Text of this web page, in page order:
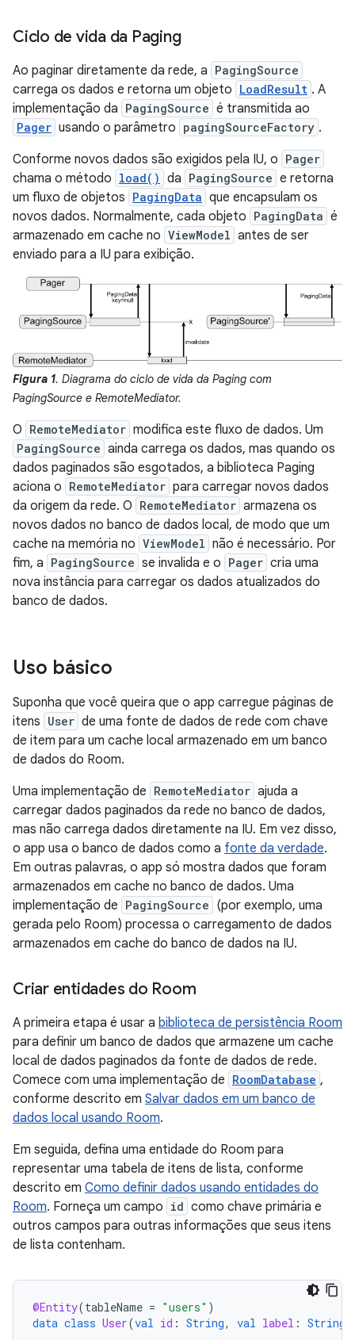
Ciclo de vida da Paging
Ao paginar diretamente da rede, a PagingSource
carrega os dados e retorna um objeto LoadResult . A
implementação da PagingSource é transmitida ao
Pager usando o parâmetro pagingSourceFactory .
Conforme novos dados são exigidos pela IU, o Pager
chama o método load() da PagingSource e retorna
um fluxo de objetos PagingData que encapsulam os
novos dados. Normalmente, cada objeto PagingData é
armazenado em cache no ViewModel antes de ser
enviado para a IU para exibição.
Figura 1. Diagrama do ciclo de vida da Paging com
PagingSource e RemoteMediator.
O RemoteMediator modifica este fluxo de dados. Um
PagingSource ainda carrega os dados, mas quando os
dados paginados são esgotados, a biblioteca Paging
aciona o RemoteMediator para carregar novos dados
da origem da rede. O RemoteMediator armazena os
novos dados no banco de dados local, de modo que um
cache na memória no ViewModel não é necessário. Por
fim, a PagingSource se invalida e o Pager cria uma
nova instância para carregar os dados atualizados do
banco de dados.
Uso básico
Suponha que você queira que o app carregue páginas de
itens User de uma fonte de dados de rede com chave
de item para um cache local armazenado em um banco
de dados do Room.
Uma implementação de RemoteMediator ajuda a
carregar dados paginados da rede no banco de dados,
mas não carrega dados diretamente na IU. Em vez disso,
o app usa o banco de dados como a fonte da verdade.
Em outras palavras, o app só mostra dados que foram
armazenados em cache no banco de dados. Uma
implementação de PagingSource (por exemplo, uma
gerada pelo Room) processa o carregamento de dados
armazenados em cache do banco de dados na IU.
Criar entidades do Room
A primeira etapa é usar a biblioteca de persistência Room
para definir um banco de dados que armazene um cache
local de dados paginados da fonte de dados de rede.
Comece com uma implementação de RoomDatabase ,
conforme descrito em Salvar dados em um banco de
dados local usando Room.
Em seguida, defina uma entidade do Room para
representar uma tabela de itens de lista, conforme
descrito em Como definir dados usando entidades do
Room. Forneça um campo id como chave primária e
outros campos para outras informações que seus itens
de lista contenham.
@Entity(tableName = "users" )
data class User(val id : String, val label : String